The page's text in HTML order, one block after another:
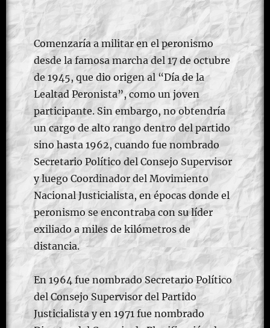
Comenzaría a militar en el peronismo
desde la famosa marcha del 17 de octubre
de 1945, que dio origen al “Día de la
Lealtad Peronista”, como un joven
participante. Sin embargo, no obtendría
un cargo de alto rango dentro del partido
sino hasta 1962, cuando fue nombrado
Secretario Político del Consejo Supervisor
y luego Coordinador del Movimiento
Nacional Justicialista, en épocas donde el
peronismo se encontraba con su líder
exiliado a miles de kilómetros de
distancia.
En 1964 fue nombrado Secretario Político
del Consejo Supervisor del Partido
Justicialista y en 1971 fue nombrado